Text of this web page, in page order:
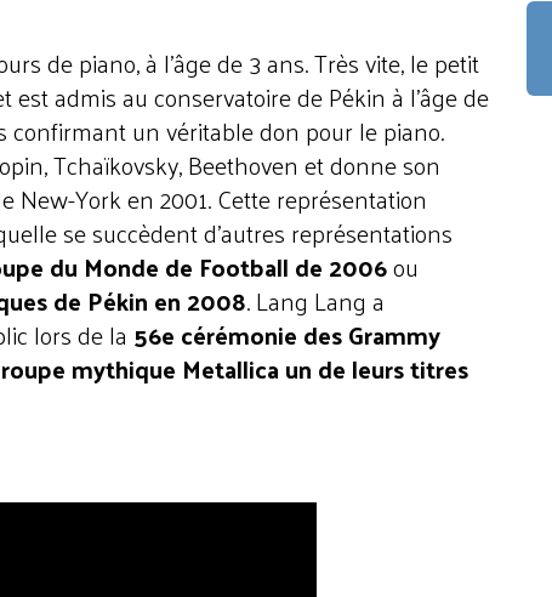
de piano, à l’âge de 3 ans. Très vite, le petit
admis au conservatoire de Pékin à l’âge de
un véritable don pour le piano.
Tchaïkovsky, Beethoven et donne son
New-York en 2001. Cette représentation
se succèdent d’autres représentations
du Monde de Football de 2006ou
de Pékin en 2008. Lang Lang a
lors de la 56e cérémonie des Grammy
mythique Metallica un de leurs titres